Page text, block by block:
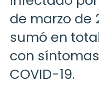
de marzo de
sumó en
con
COVID-19.